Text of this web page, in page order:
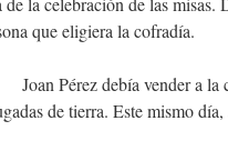
que eligiera la cofradía.
Pérez debía vender a la
de tierra. Este mismo